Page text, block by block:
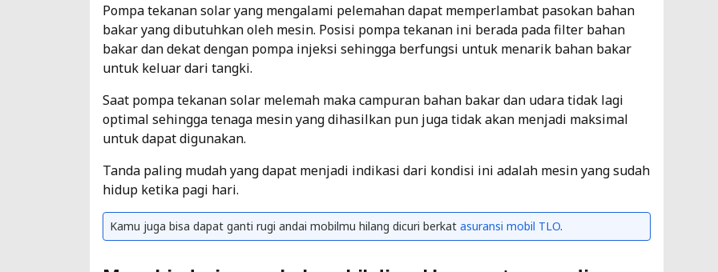
Pompa tekanan solar yang mengalami pelemahan dapat memperlambat pasokan bahan
bakar yang dibutuhkan oleh mesin. Posisi pompa tekanan ini berada pada filter bahan
bakar dan dekat dengan pompa injeksi sehingga berfungsi untuk menarik bahan bakar
untuk keluar dari tangki.
Saat pompa tekanan solar melemah maka campuran bahan bakar dan udara tidak lagi
optimal sehingga tenaga mesin yang dihasilkan pun juga tidak akan menjadi maksimal
untuk dapat digunakan.
Tanda paling mudah yang dapat menjadi indikasi dari kondisi ini adalah mesin yang sudah
hidup ketika pagi hari.
Kamu juga bisa dapat ganti rugi andai mobilmu hilang dicuri berkat asuransi mobil TLO.